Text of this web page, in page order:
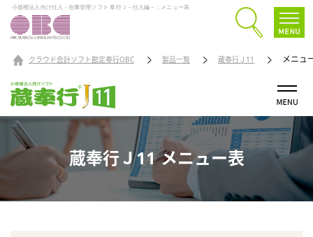
小規模法人向け仕入・在庫管理ソフト 奉行Ｊ－仕入編－：メニュー表
クラウド会計ソフト勘定奉行OBC 製品一覧 蔵奉行Ｊ11 メニュ
蔵奉行Ｊ11 メニュー表